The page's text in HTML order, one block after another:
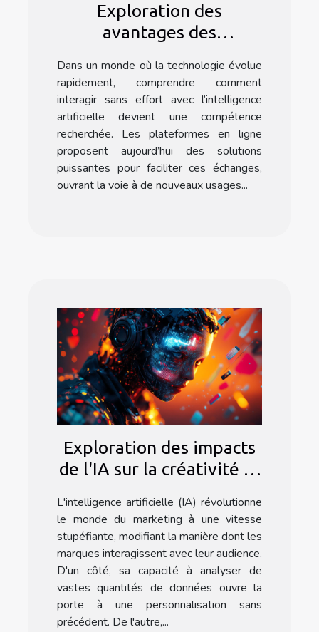
Exploration des
avantages des
effort via les
plateformes en ligne
Dans un monde où la technologie évolue
rapidement, comprendre comment
interagir sans effort avec l’intelligence
artificielle devient une compétence
recherchée. Les plateformes en ligne
proposent aujourd’hui des solutions
puissantes pour faciliter ces échanges,
ouvrant la voie à de nouveaux usages...
Exploration des impacts
de l'IA sur la créativité et
L'intelligence artificielle (IA) révolutionne
le monde du marketing à une vitesse
stupéfiante, modifiant la manière dont les
marques interagissent avec leur audience.
D'un côté, sa capacité à analyser de
vastes quantités de données ouvre la
porte à une personnalisation sans
précédent. De l'autre,...